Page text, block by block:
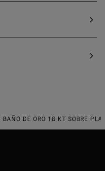
ORO DE ORO 18 KT SOBRE